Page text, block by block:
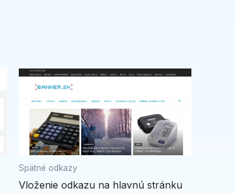
Spätné odkazy
Vloženie odkazu na hlavnú stránku
Price
through
49,00 €
Tento
viacero
variantov.
Možnosti
môžete